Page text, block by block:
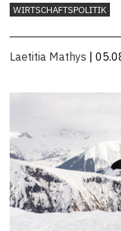
WIRTSCHAFTSPOLITIK
Laetitia Mathys |